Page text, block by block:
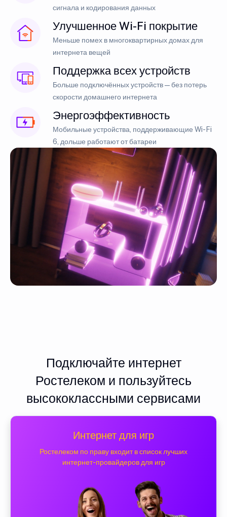
сигнала и кодирования данных
Улучшенное Wi-Fi покрытие
Меньше помех в многоквартирных домах для
интернета вещей
Поддержка всех устройств
Больше подключённых устройств — без потерь
скорости домашнего интернета
Энергоэффективность
Мобильные устройства, поддерживающие Wi-Fi
6, дольше работают от батареи
Подключайте интернет
Ростелеком и пользуйтесь
высококлассными сервисами
Интернет для игр
Ростелеком по праву входит в список лучших
интернет-провайдеров для игр